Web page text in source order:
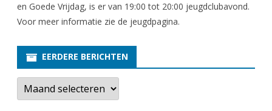
s
e
l
d
en Goede Vrijdag, is er van 19:00 tot 20:00 jeugdclubavond.
Voor meer informatie zie de jeugdpagina.
EERDERE BERICHTEN
E
r